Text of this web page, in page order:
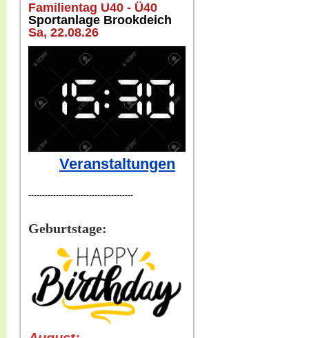
Familientag U40 - Ü40
Sportanlage Brookdeich
Sa, 22.08.26
Veranstaltungen
--------------------------------------
Geburtstage: